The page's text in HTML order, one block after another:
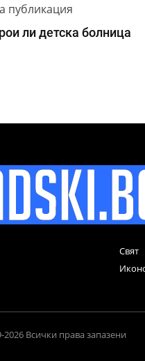
публикация
ли детска болница
Свят
Всички права запазени